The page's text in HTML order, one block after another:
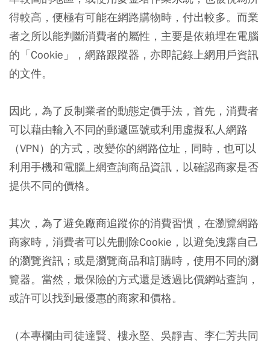
得較高，便極有可能在網路購物時，付出較多。而業
者之所以能判斷消費者的屬性，主要是依賴埋在電腦
的「Cookie」
，網路跟蹤器，亦即記錄上網用戶資訊
的文件。
因此，為了反制業者的動態定價手法，首先，消費者
可以藉由輸入不同的郵遞區號或利用虛擬私人網路
（VPN）的方式，改變你的網路位址，同時，也可以
利用手機和電腦上網查詢商品資訊，以確認商家是否
提供不同的價格。
其次，為了避免廠商追蹤你的消費習慣，在瀏覽網路
商家時，消費者可以先刪除Cookie，以避免洩露自己
的瀏覽資訊；或是瀏覽商品和訂購時，使用不同的瀏
覽器。當然，最保險的方式還是透過比價網站查詢，
或許可以找到最優惠的商家和價格。
（本專欄由司徒達賢、樓永堅、吳靜吉、李仁芳共同